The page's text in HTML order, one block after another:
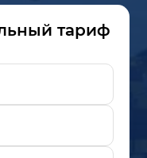
тариф